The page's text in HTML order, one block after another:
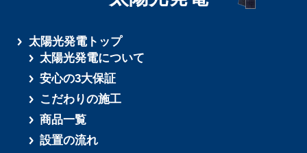
さらに読み込む
太陽光発電トップ
太陽光発電について
安心の3大保証
こだわりの施工
商品一覧
設置の流れ